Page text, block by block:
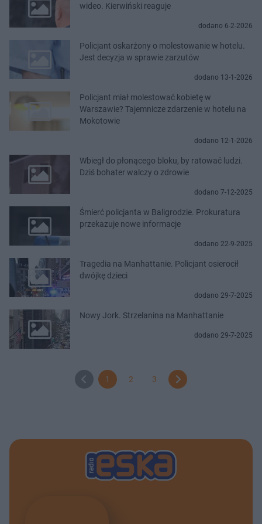
wideo. Kierwiński reaguje
dodano 6-2-2026
Policjant oskarżony o molestowanie w hotelu.
Jest decyzja w sprawie zarzutów
dodano 13-1-2026
Policjant miał molestować kobietę w
Warszawie? Tajemnicze zdarzenie w hotelu na
Mokotowie
dodano 12-1-2026
Wbiegł do płonącego bloku, by ratować ludzi.
Dziś bohater walczy o zdrowie
dodano 7-12-2025
Śmierć policjanta w Baligrodzie. Prokuratura
przekazuje nowe informacje
dodano 22-9-2025
Tragedia na Manhattanie. Policjant osierocił
dwójkę dzieci
dodano 29-7-2025
Nowy Jork. Strzelanina na Manhattanie
dodano 29-7-2025
1 2 3